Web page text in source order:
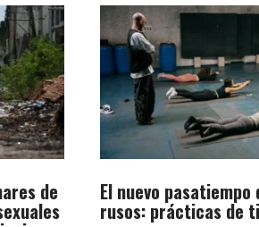
de El nuevo pasatiempo
rusos: prácticas de